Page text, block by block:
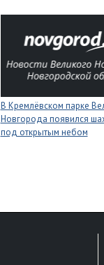
В Кремлёвском парке
Новгорода появился
под открытым небом